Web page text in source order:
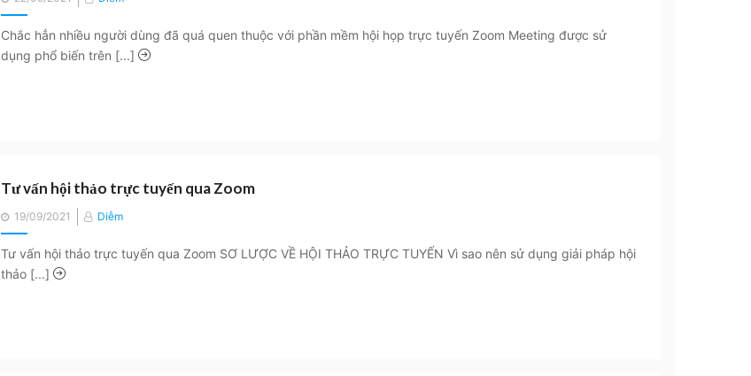
on
Chắc hẳn nhiều người dùng đã quá quen thuộc với phần mềm hội họp trực tuyến Zoom Meeting được sử
dụng phổ biến trên [...]
Tư vấn hội thảo trực tuyến qua Zoom
Posted
on
19/09/2021 Diễm
Tư vấn hội thảo trực tuyến qua Zoom SƠ LƯỢC VỀ HỘI THẢO TRỰC TUYẾN Vì sao nên sử dụng giải pháp hội
thảo [...]